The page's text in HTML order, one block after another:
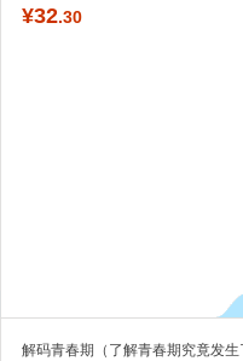
¥32.30
解码青春期（了解青春期究竟发生